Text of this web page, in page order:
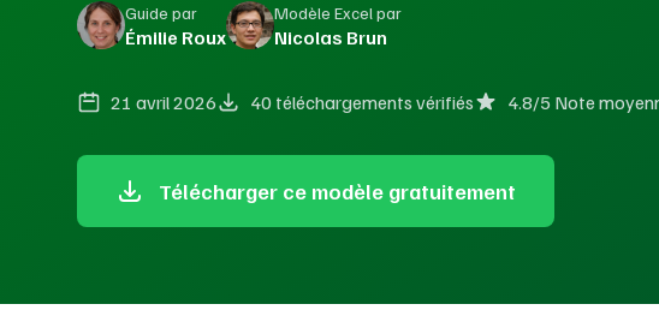
Guide par
Émilie Roux
Modèle Excel par
Nicolas Brun
21 avril 2026 40 téléchargements vérifiés 4.8/5 Note
Télécharger ce modèle gratuitement